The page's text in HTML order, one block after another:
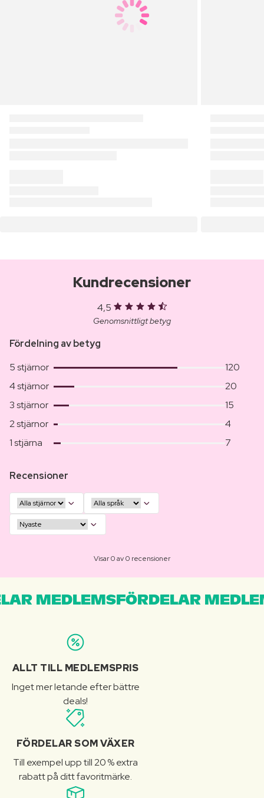
Kundrecensioner
4,5
Genomsnittligt betyg
Fördelning av betyg
5 stjärnor
120
4 stjärnor
20
3 stjärnor
15
2 stjärnor
4
1 stjärna
7
Recensioner
Visar 0 av 0 recensioner
MEDLEMSFÖRDELAR
ALLT TILL MEDLEMSPRIS
Inget mer letande efter bättre
deals!
FÖRDELAR SOM VÄXER
Till exempel upp till 20 % extra
rabatt på ditt favoritmärke.